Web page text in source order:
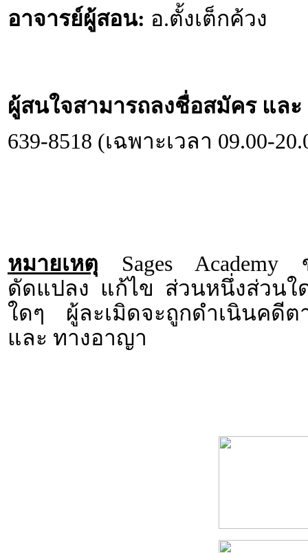
อาจารย์ผู้สอน: อ.ตั้งเต็กค้วง
ผู้สนใจสามารถลงชื่อสมัคร แล
639-8518 (เฉพาะเวลา 09.00-
หมายเหตุ Sages Academy
ดัดแปลง แก้ไข ส่วนหนึ่งส่วนใ
ใดๆ ผู้ละเมิดจะถูกดำเนินคดี
และ ทางอาญา